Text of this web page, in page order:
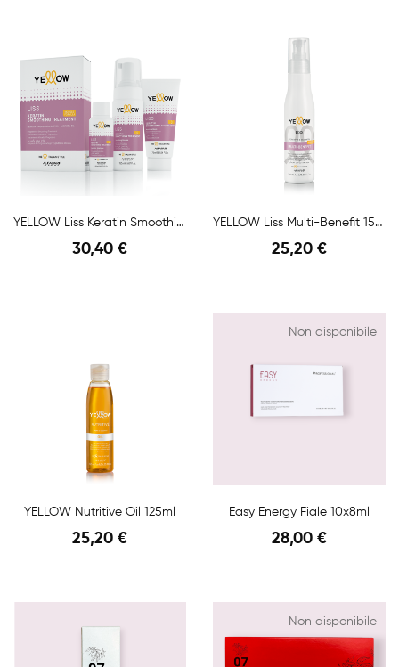
YELLOW Liss Keratin Smoothing Treatment
30,40 €
YELLOW Liss Multi-Benefit 150ml
25,20 €
Anteprima
YELLOW Nutritive Oil 125ml
25,20 €
Anteprima
Non disponibile
Easy Energy Fiale 10x8ml
28,00 €
Non disponibile